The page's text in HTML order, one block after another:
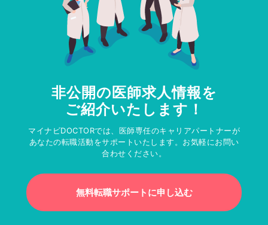
非公開の医師求人情報を
ご紹介いたします！
マイナビDOCTORでは、医師専任のキャリアパートナーが
あなたの転職活動をサポートいたします。お気軽にお問い
合わせください。
無料転職サポートに申し込む